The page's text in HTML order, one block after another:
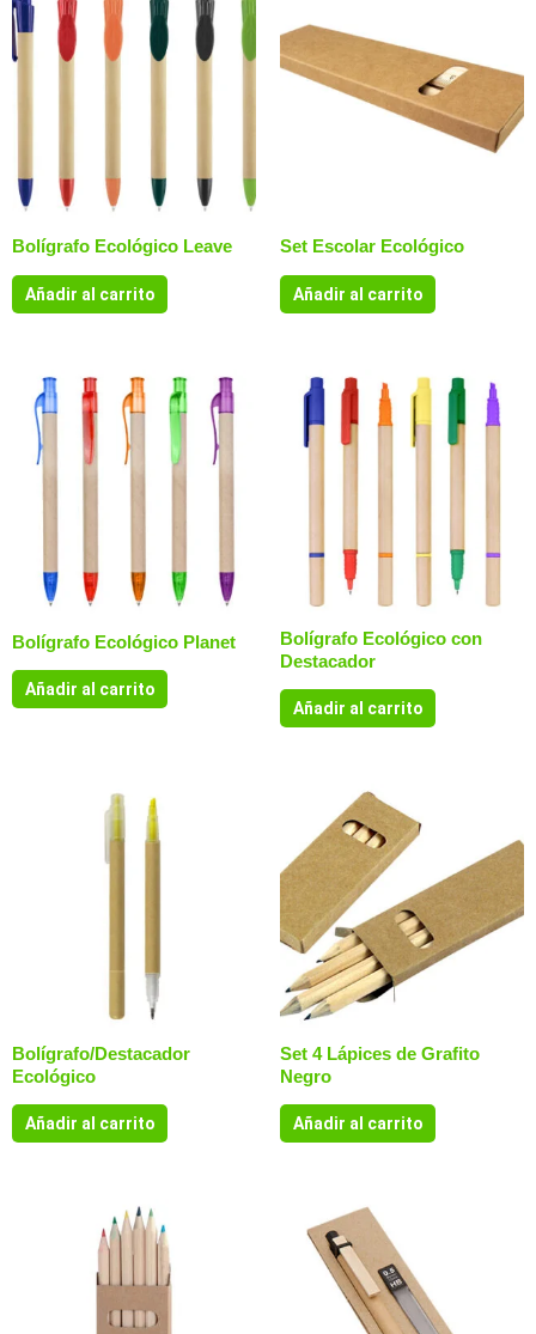
Bolígrafo Ecológico Leave
Añadir al carrito
Set Escolar Ecológico
Añadir al carrito
Bolígrafo Ecológico Planet
Añadir al carrito
Bolígrafo Ecológico con
Destacador
Añadir al carrito
Bolígrafo/Destacador
Ecológico
Añadir al carrito
Set 4 Lápices de Grafito
Negro
Añadir al carrito